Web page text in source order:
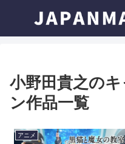
小野田貴之の
ン作品一覧
アニメ